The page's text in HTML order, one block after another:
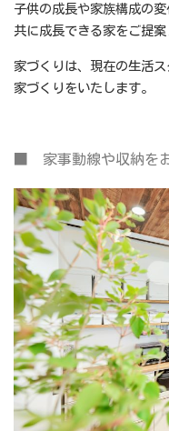
子供の成長や家族構成の変
共に成長できる家をご提
家づくりは、現在の生活
家づくりをいたします。
■ 家事動線や収納を